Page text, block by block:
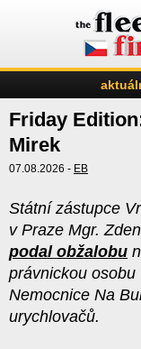
Friday
Mirek
07.08.2026 - EB
Státní zástupce
v Praze Mgr.
podal obžalobu
právnickou
Nemocnice Na
urychlovačů.